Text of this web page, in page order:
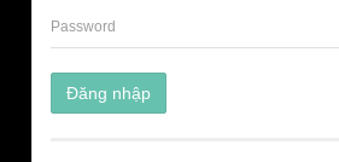
Đăng nhập